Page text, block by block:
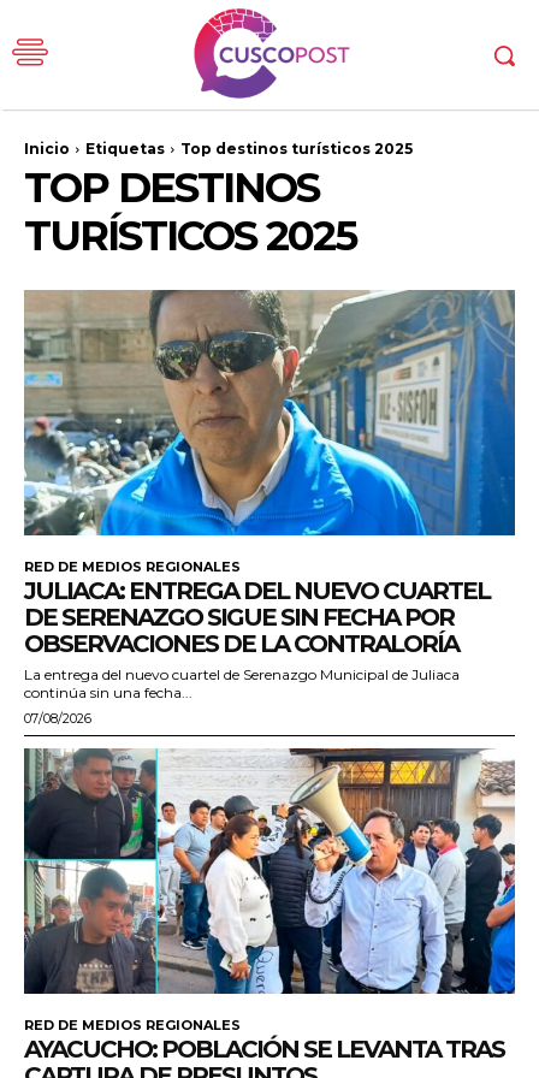
Inicio Etiquetas Top destinos turísticos 2025
TOP DESTINOS
TURÍSTICOS 2025
RED DE MEDIOS REGIONALES
JULIACA: ENTREGA DEL NUEVO CUARTEL
DE SERENAZGO SIGUE SIN FECHA POR
OBSERVACIONES DE LA CONTRALORÍA
La entrega del nuevo cuartel de Serenazgo Municipal de Juliaca
continúa sin una fecha...
07/08/2026
RED DE MEDIOS REGIONALES
AYACUCHO: POBLACIÓN SE LEVANTA TRAS